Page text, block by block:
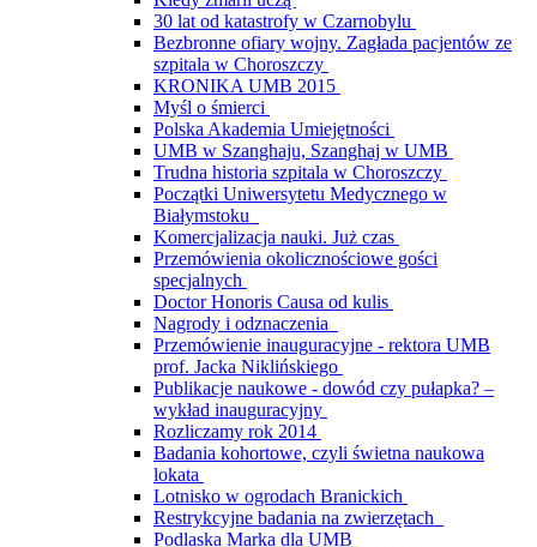
30 lat od katastrofy w Czarnobylu
Bezbronne ofiary wojny. Zagłada pacjentów ze
szpitala w Choroszczy
KRONIKA UMB 2015
Myśl o śmierci
Polska Akademia Umiejętności
UMB w Szanghaju, Szanghaj w UMB
Trudna historia szpitala w Choroszczy
Początki Uniwersytetu Medycznego w
Białymstoku
Komercjalizacja nauki. Już czas
Przemówienia okolicznościowe gości
specjalnych
Doctor Honoris Causa od kulis
Nagrody i odznaczenia
Przemówienie inauguracyjne - rektora UMB
prof. Jacka Niklińskiego
Publikacje naukowe - dowód czy pułapka? –
wykład inauguracyjny
Rozliczamy rok 2014
Badania kohortowe, czyli świetna naukowa
lokata
Lotnisko w ogrodach Branickich
Restrykcyjne badania na zwierzętach
Podlaska Marka dla UMB